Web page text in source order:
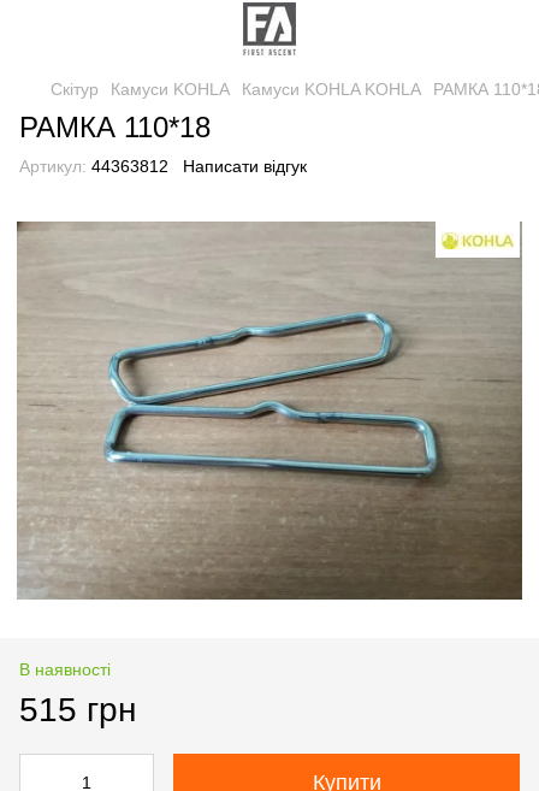
Скітур Камуси KOHLA Камуси KOHLA KOHLA РАМКА
РАМКА 110*18
Артикул: 44363812 Написати відгук
В наявності
515 грн
Купити